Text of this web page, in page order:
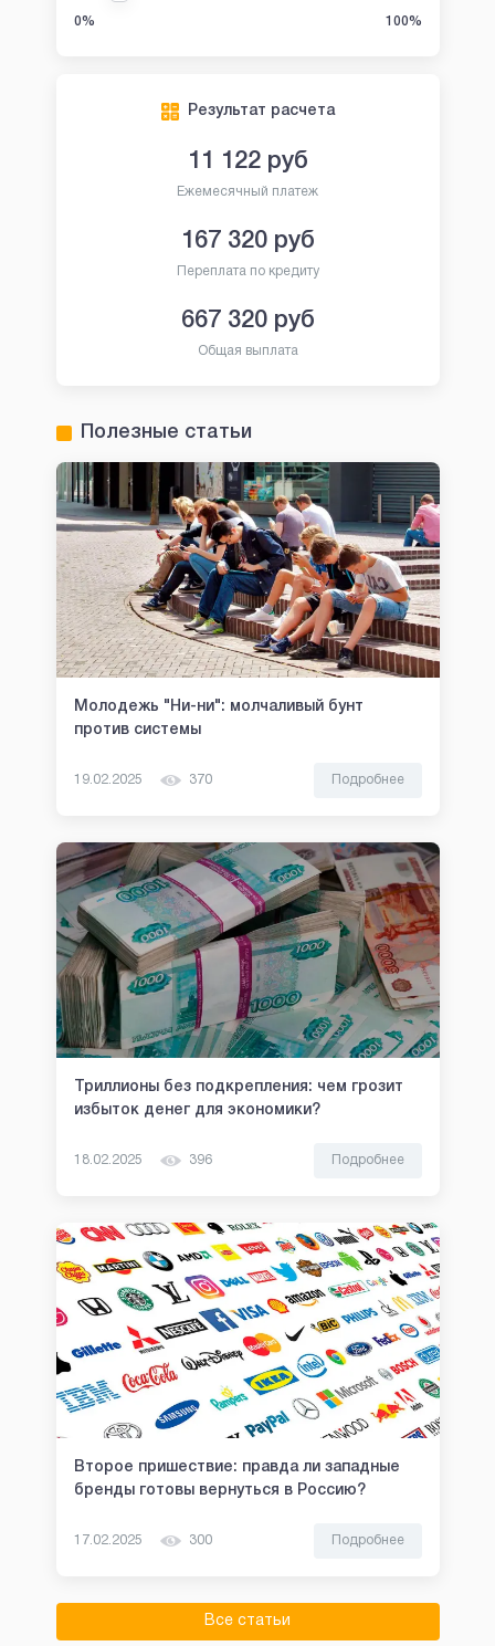
0% 100%
Результат расчета
11 122руб
Ежемесячный платеж
167 320руб
Переплата по кредиту
667 320руб
Общая выплата
Полезные статьи
Молодежь "Ни-ни": молчаливый бунт
против системы
19.02.2025 370 Подробнее
Триллионы без подкрепления: чем грозит
избыток денег для экономики?
18.02.2025 396 Подробнее
Второе пришествие: правда ли западные
бренды готовы вернуться в Россию?
17.02.2025 300 Подробнее
Все статьи